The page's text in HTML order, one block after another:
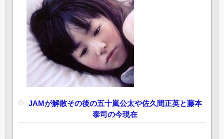
JAMが解散その後の五十嵐公太や佐久間正英と藤本
泰司の今現在